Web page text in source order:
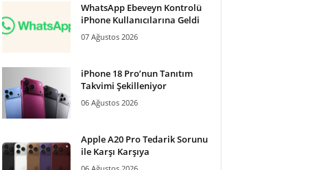
WhatsApp Ebeveyn Kontrolü
iPhone Kullanıcılarına Geldi
07 Ağustos 2026
iPhone 18 Pro’nun Tanıtım
Takvimi Şekilleniyor
06 Ağustos 2026
Apple A20 Pro Tedarik Sorunu
ile Karşı Karşıya